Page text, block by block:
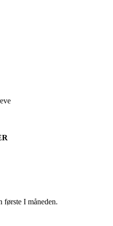
første I måneden.